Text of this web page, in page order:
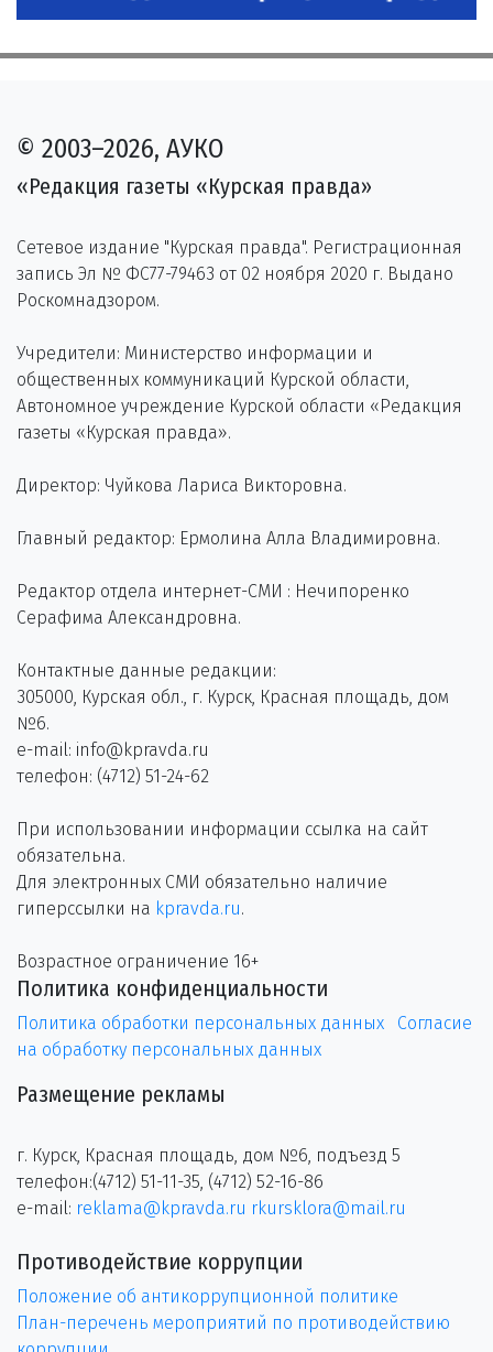
© 2003–2026, АУКО
«Редакция газеты «Курская правда»
Сетевое издание "Курская правда". Регистрационная
запись Эл № ФС77-79463 от 02 ноября 2020 г. Выдано
Роскомнадзором.
Учредители: Министерство информации и
общественных коммуникаций Курской области,
Автономное учреждение Курской области «Редакция
газеты «Курская правда».
Директор: Чуйкова Лариса Викторовна.
Главный редактор: Ермолина Алла Владимировна.
Редактор отдела интернет-СМИ : Нечипоренко
Серафима Александровна.
Контактные данные редакции:
305000, Курская обл., г. Курск, Красная площадь, дом
№6.
e-mail: info@kpravda.ru
телефон: (4712) 51-24-62
При использовании информации ссылка на сайт
обязательна.
Для электронных СМИ обязательно наличие
гиперссылки на kpravda.ru.
Возрастное ограничение 16+
Политика конфиденциальности
Политика обработки персональных данных
Согласие
на обработку персональных данных
Размещение рекламы
г. Курск, Красная площадь, дом №6, подъезд 5
телефон:(4712) 51-11-35, (4712) 52-16-86
e-mail: reklama@kpravda.ru rkursklora@mail.ru
Противодействие коррупции
Положение об антикоррупционной политике
План-перечень мероприятий по противодействию